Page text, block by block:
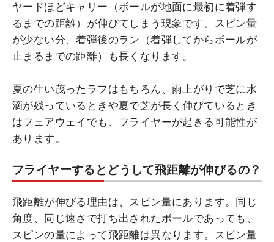
ヤードほどキャリー（ボールが地面に最初に着弾す
るまでの距離）が伸びてしまう現象です。スピン量
が少ない分、着弾後のラン（着弾してからボールが
止まるまでの距離）も長くなります。
夏の生い茂ったラフはもちろん、雨上がりで芝に水
滴が残っているときや夏で芝が長く伸びているとき
はフェアウェイでも、フライヤーが起きる可能性が
あります。
フライヤーするとどうして飛距離が伸びるの？
飛距離が伸びる理由は、スピン量にあります。同じ
角度、同じ速さで打ち出されたボールであっても、
スピンの量によって飛距離は異なります。スピン量